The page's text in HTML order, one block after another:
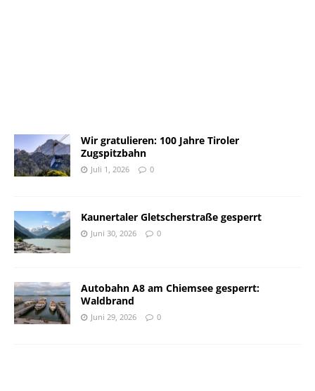
Wir gratulieren: 100 Jahre Tiroler
Zugspitzbahn
Juli 1, 2026 0
Kaunertaler Gletscherstraße gesperrt
Juni 30, 2026 0
Autobahn A8 am Chiemsee gesperrt:
Waldbrand
Juni 29, 2026 0